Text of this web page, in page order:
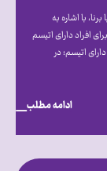
با اشاره به
افراد دارای اتیسم
اتیسم؛ در
ادامه مطلب